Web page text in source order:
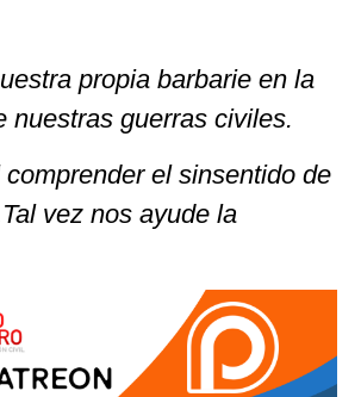
propia barbarie en la
nuestras guerras civiles.
el sinsentido de
vez nos ayude la